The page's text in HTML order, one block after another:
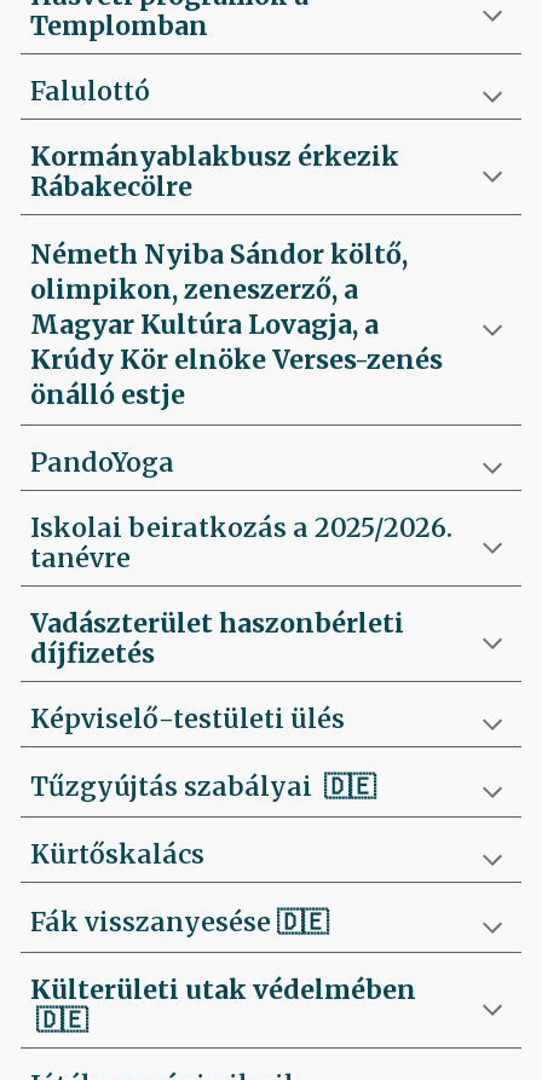
Templomban
Falulottó
Kormányablakbusz érkezik
Rábakecölre
Németh Nyiba Sándor költő,
olimpikon, zeneszerző, a
Magyar Kultúra Lovagja, a
Krúdy Kör elnöke Verses-zenés
önálló estje
PandoYoga
Iskolai beiratkozás a 2025/2026.
tanévre
Vadászterület haszonbérleti
díjfizetés
Képviselő-testületi ülés
Tűzgyújtás szabályai🇩🇪
Kürtőskalács
Fák visszanyesése🇩🇪
Külterületi utak védelmében
🇩🇪